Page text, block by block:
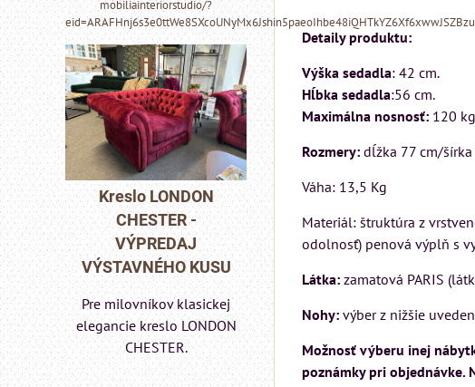
Detaily produktu:
Výška sedadla: 42 cm.
Hĺbka sedadla:56 cm.
Maximálna nosnosť: 120
Rozmery: dĺžka 77 cm/
Váha: 13,5 Kg
Materiál: štruktúra z
odolnosť) penová výplň s
Látka: zamatová PARIS
Nohy: výber z nižšie
Možnosť výberu inej
poznámky pri objednávke.
mobiliainteriorstudio/?
MIZAR - talianský
matrac 175x200 cm
Matrac MIZAR od
talianskeho systému
Rinaldi Bed System
ponúka...
Pohovka LONDON
CHESTER -
VÝPREDAJ
VÝSTAVNÉHO KUSU
Pre milovníkov klasickej
elegancie kreslo a
pohovka LONDON
CHESTER.